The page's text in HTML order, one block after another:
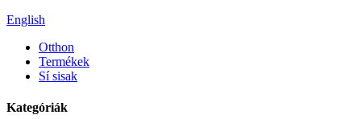
English
Otthon
Termékek
Sí sisak
Kategóriák